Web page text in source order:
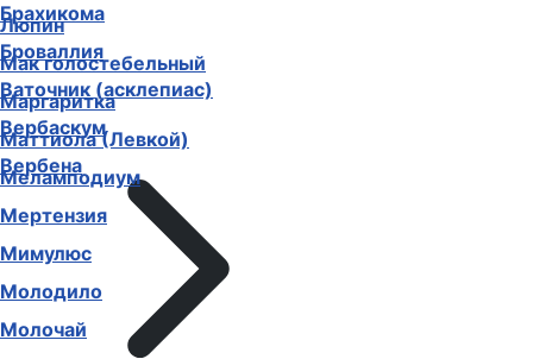
Брахикома
Броваллия
Ваточник (асклепиас)
Вербаскум
Вербена
Люпин
Мак голостебельный
Маргаритка
Маттиола (Левкой)
Меламподиум
Мертензия
Мимулюс
Молодило
Молочай